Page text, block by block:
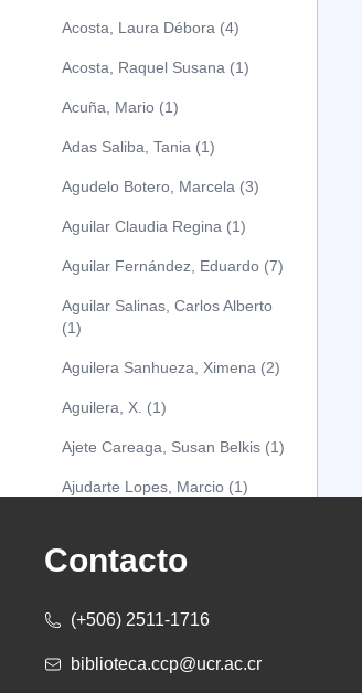
Acosta, Laura Débora (4)
Acosta, Raquel Susana (1)
Acuña, Mario (1)
Adas Saliba, Tania (1)
Agudelo Botero, Marcela (3)
Aguilar Claudia Regina (1)
Aguilar Fernández, Eduardo (7)
Aguilar Salinas, Carlos Alberto
(1)
Aguilera Sanhueza, Ximena (2)
Aguilera, X. (1)
Ajete Careaga, Susan Belkis (1)
Ajudarte Lopes, Marcio (1)
(1)
Albareda Tiana (1)
Alcócer Alfaro, Diana (1)
Contacto
(+506) 2511-1716
biblioteca.ccp@ucr.ac.cr